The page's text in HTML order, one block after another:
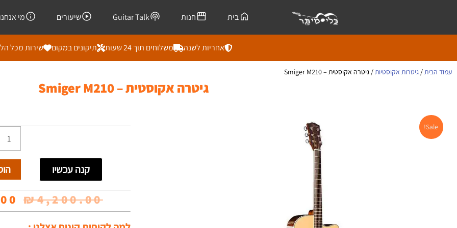
בית חנות Guitar Talk שיעורים מי אנחנו
אחריות לשנה משלוחים תוך 24 שעות תיקונים במקום שירות מכל
עמוד הבית/ גיטרות אקוסטיות/ גיטרה אקוסטית – Smiger M210
Sale!
גיטרה אקוסטית – Smiger M210
קנה עכשיו
כמות
של
גיטרה
₪4,200.00